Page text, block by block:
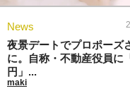
News
夜景デートでプロポーズ
に。自称・不動産役員に
円」...
maki